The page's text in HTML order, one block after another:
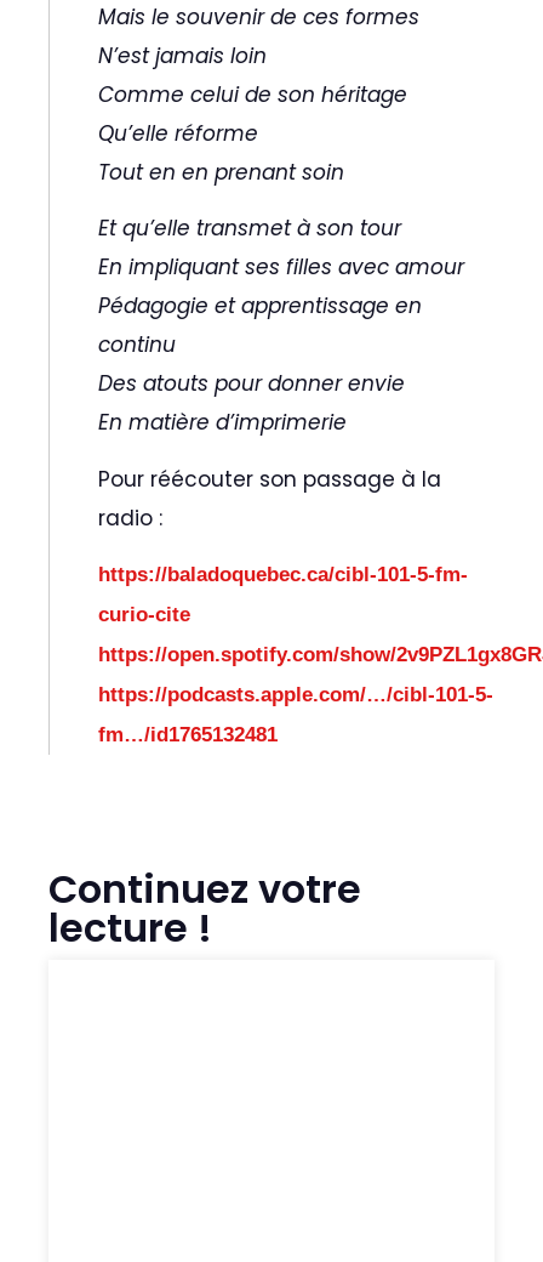
Mais le souvenir de ces formes
N’est jamais loin
Comme celui de son héritage
Qu’elle réforme
Tout en en prenant soin
Et qu’elle transmet à son tour
En impliquant ses filles avec amour
Pédagogie et apprentissage en
continu
Des atouts pour donner envie
En matière d’imprimerie
Pour réécouter son passage à la
radio :
https://baladoquebec.ca/cibl-101-5-fm-
curio-cite
https://open.spotify.com/show/
https://podcasts.apple.com/…/cibl-101-5-
fm…/id1765132481
Continuez votre
lecture !